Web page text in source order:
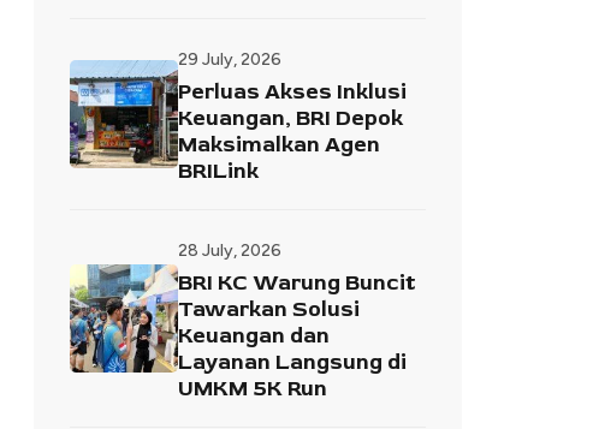
29 July, 2026
Perluas Akses Inklusi
Keuangan, BRI Depok
Maksimalkan Agen
BRILink
28 July, 2026
BRI KC Warung Buncit
Tawarkan Solusi
Keuangan dan
Layanan Langsung di
UMKM 5K Run